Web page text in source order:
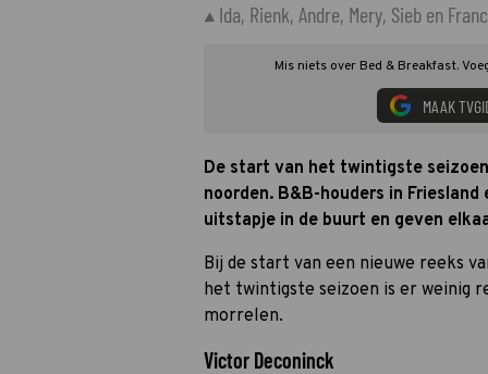
Ida, Rienk, Andre, Mery, Sieb en
Mis niets over Bed & Breakfast.
MAAK
De start van het twintigste
noorden. B&B-houders in
uitstapje in de buurt en geven
Bij de start van een nieuwe reeks
het twintigste seizoen is er weinig
morrelen.
Victor Deconinck